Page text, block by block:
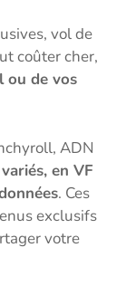
vol de
coûter cher,
ou de vos
ADN
en VF
. Ces
exclusifs
votre